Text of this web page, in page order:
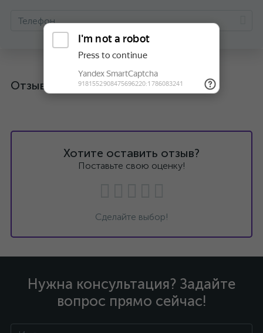
Отзывы
Хотите оставить отзыв?
Поставьте свою оценку!
Сделайте выбор!
Нужна консультация? Задайте
вопрос прямо сейчас!